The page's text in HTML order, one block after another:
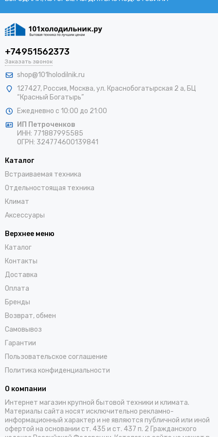
+74951562373
Заказать звонок
shop@101holodilnik.ru
127427, Россия, Москва,ул. Краснобогатырская 2 а, БЦ
“Красный Богатырь”
Ежедневно с 10:00 до 21:00
ИП Петроченков
ИНН: 771887995585
ОГРН: 324774600139841
Каталог
Встраиваемая техника
Отдельностоящая техника
Климат
Аксессуары
Верхнее меню
Каталог
Контакты
Доставка
Оплата
Бренды
Возврат, обмен
Самовывоз
Гарантии
Пользовательское соглашение
Политика конфиденциальности
О компании
Интернет магазин крупной бытовой техники и климата.
Материалы сайта носят исключительно рекламно-
информационный характер и не являются публичной или иной
офертой на основании ст. 435 и ст. 437 п. 2 Гражданского